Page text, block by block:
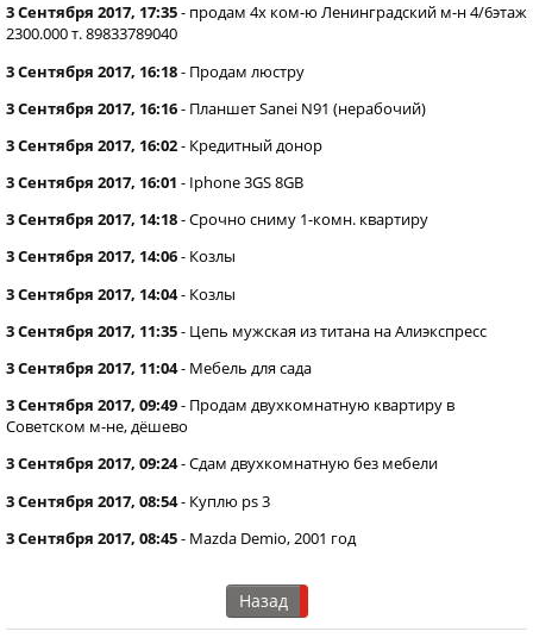
3 Сентября 2017, 17:35- продам 4х ком-ю Ленинградский м-н 4/6этаж
2300.000 т. 89833789040
3 Сентября 2017, 16:18- Продам люстру
3 Сентября 2017, 16:16- Планшет Sanei N91 (нерабочий)
3 Сентября 2017, 16:02- Кредитный донор
3 Сентября 2017, 16:01 - Iphone 3GS 8GB
3 Сентября 2017, 14:18-Срочно сниму 1-комн. квартиру
3 Сентября 2017, 14:06- Козлы
3 Сентября 2017, 14:04- Козлы
3 Сентября 2017, 11:35- Цепь мужская из титана на Алиэкспресс
3 Сентября 2017, 11:04- Мебель для сада
3 Сентября 2017, 09:49- Продам двухкомнатную квартиру в
Советском м-не, дёшево
3 Сентября 2017, 09:24-Сдам двухкомнатную без мебели
3 Сентября 2017, 08:54- Куплю ps 3
3 Сентября 2017, 08:45- Mazda Demio, 2001 год
Назад